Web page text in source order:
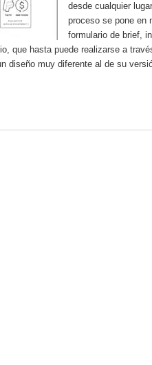
desde cualquier
proceso se pone en
formulario de brief,
que hasta puede realizarse a
diseño muy diferente al de su